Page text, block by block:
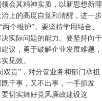
会其精神实质，以新思想新理
上的高度自觉和清醒，进一步
个维护”。要坚持学用结合、
实际问题的能力。要坚持向干
议，勇于破解企业发展难题，
见效。
双责”，对分管业务和部门承担
干事，又不出事，一手抓发
切实舞好党风廉政建设这